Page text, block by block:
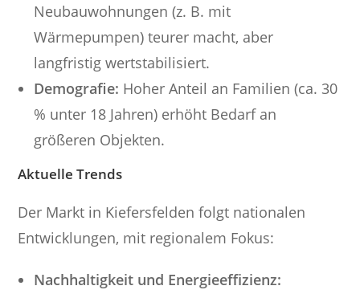
Neubauwohnungen (z. B. mit
Wärmepumpen) teurer macht, aber
langfristig wertstabilisiert.
Demografie: Hoher Anteil an Familien (ca. 30
% unter 18 Jahren) erhöht Bedarf an
größeren Objekten.
Aktuelle Trends
Der Markt in Kiefersfelden folgt nationalen
Entwicklungen, mit regionalem Fokus:
Nachhaltigkeit und Energieeffizienz: